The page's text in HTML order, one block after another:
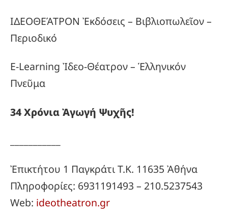
ΙΔΕΟΘΕΆΤΡΟΝ Ἐκδόσεις – Βιβλιοπωλεῖον –
Περιοδικό
E-Learning Ἰδεο-Θέατρον – Ἑλληνικόν
Πνεῦμα
34ΧρόνιαἈγωγή Ψυχῆς!
Ἐπικτήτου 1 Παγκράτι Τ.Κ. 11635 Ἀθήνα
Πληροφορίες: 6931191493 – 210.5237543
Web: ideotheatron.gr